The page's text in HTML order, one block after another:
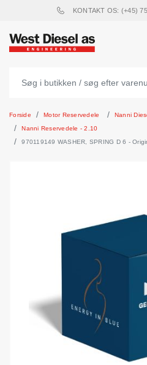
KONTAKT OS: (+45)
Forside Motor Reservedele Nanni
Nanni Reservedele - 2.10
970119149 WASHER, SPRING D 6 -